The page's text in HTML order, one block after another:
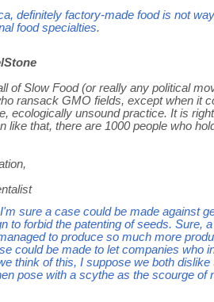
definitely factory-made food is not
food specialties.
of Slow Food (or really any political
ransack GMO fields, except when it
ecologically unsound practice. It is
like that, there are 1000 people who
sure a case could be made against
to forbid the patenting of seeds. Sure,
to produce so much more
could be made to let companies who
think of this, I suppose we both
pose with a scythe as the scourge of